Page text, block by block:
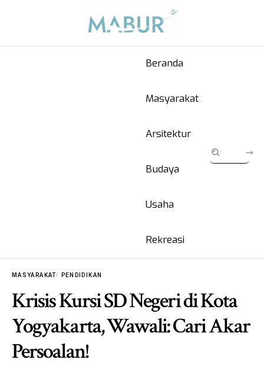
Beranda
Masyarakat
Arsitektur
Budaya
Usaha
Rekreasi
MASYARAKAT PENDIDIKAN
Krisis Kursi SD Negeri di Kota
Yogyakarta, Wawali: Cari Akar
Persoalan!